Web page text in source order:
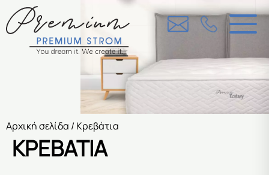
Αρχική σελίδα / Kρεβάτια
KΡΕΒΆΤΙΑ